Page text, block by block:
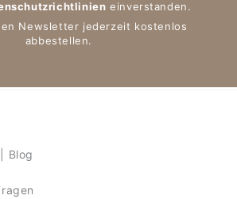
einverstanden.
Newsletter jederzeit kostenlos
abbestellen.
Blog